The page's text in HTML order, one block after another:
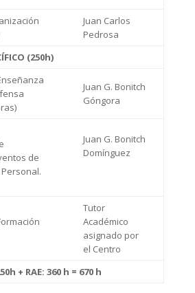
Juan Carlos
Pedrosa
(250h)
Juan G. Bonitch
Góngora
de
Juan G. Bonitch
Domínguez
Tutor
Académico
asignado por
el Centro
+ RAE: 360 h = 670 h